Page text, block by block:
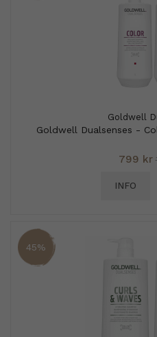
Goldwell
Goldwell Dualsenses -
799 kr
INFO
45%